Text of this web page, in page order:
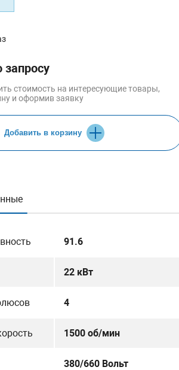
запросу
стоимость на интересующие товары,
и оформив заявку
Добавить в корзину
91.6
22 кВт
4
1500 об/мин
380/660 Вольт